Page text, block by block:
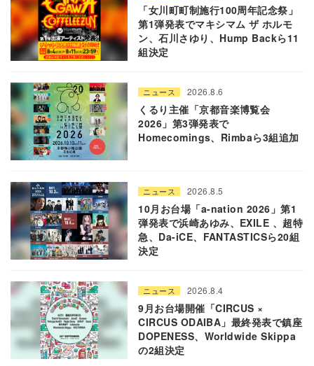
「女川町町制施行100周年記念祭」
第1弾発表でマキシマム ザ ホルモ
ン、石川さゆり、Hump Backら11
組決定
ニュース 2026.8.6
くるり主催「京都音楽博覧会
2026」第3弾発表で
Homecomings、Rimbaら3組追加
ニュース 2026.8.5
10月お台場「a-nation 2026」第1
弾発表で浜崎あゆみ、EXILE 、超特
急、Da-iCE、FANTASTICSら20組
決定
ニュース 2026.8.4
9月お台場開催「CIRCUS ×
CIRCUS ODAIBA」最終発表で鎮座
DOPENESS、Worldwide Skippa
の2組決定